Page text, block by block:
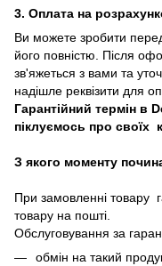
3. Оплата на
Ви можете зробити
його повністю. Після
зв'яжеться з вами та
надішле реквізити для
Гарантійний термін в
піклуємось про своїх
З якого моменту
При замовленні товару
товару на пошті.
Обслуговування за
обмін на такий